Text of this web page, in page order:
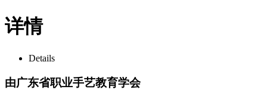
详情
Details
由广东省职业手艺教育学会